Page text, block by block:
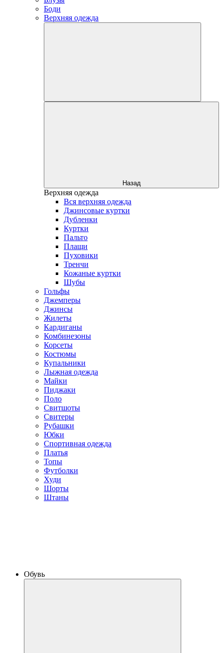
Боди
Верхняя одежда
Назад
Верхняя одежда
Вся верхняя одежда
Джинсовые куртки
Дубленки
Куртки
Пальто
Плащи
Пуховики
Тренчи
Кожаные куртки
Шубы
Гольфы
Джемперы
Джинсы
Жилеты
Кардиганы
Комбинезоны
Корсеты
Костюмы
Купальники
Лыжная одежда
Майки
Пиджаки
Поло
Свитшоты
Свитеры
Рубашки
Юбки
Спортивная одежда
Платья
Топы
Футболки
Худи
Шорты
Штаны
Обувь